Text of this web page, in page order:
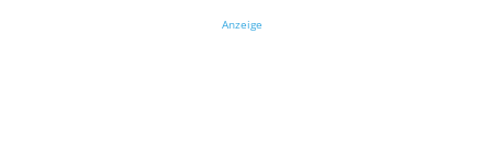
Anzeige